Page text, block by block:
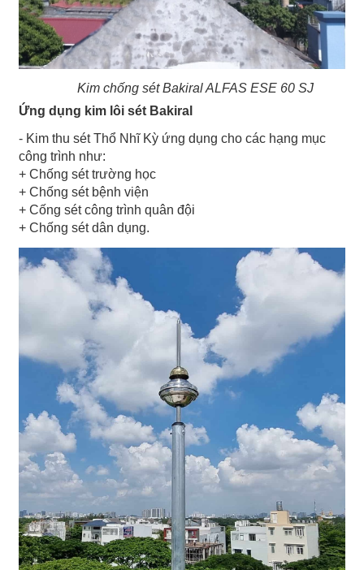
Kim chống sét Bakiral ALFAS ESE 60 SJ
Ứng dụng kim lôi sét Bakiral
- Kim thu sét Thổ Nhĩ Kỳ ứng dụng cho các hạng mục
công trình như:
+ Chống sét trường học
+ Chống sét bệnh viện
+ Cống sét công trình quân đội
+ Chống sét dân dụng.